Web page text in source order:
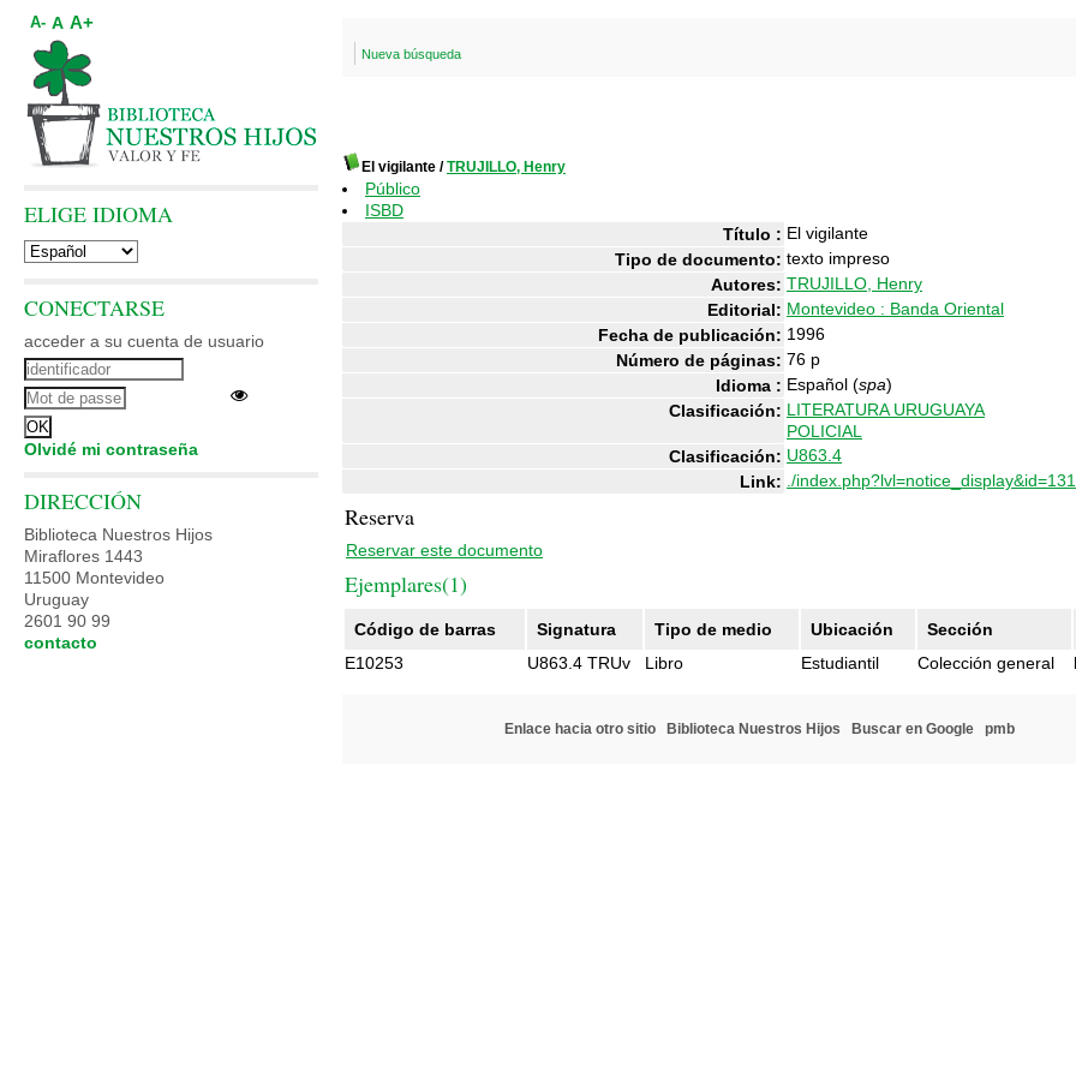
Nueva búsqueda
El vigilante /TRUJILLO, Henry
Público
ISBD
Título : El vigilante
Tipo de documento: texto impreso
Autores: TRUJILLO, Henry
Editorial: Montevideo : Banda Oriental
Fecha de publicación: 1996
Número de páginas: 76 p
Idioma : Español (spa)
Clasificación: LITERATURA URUGUAYA
POLICIAL
Clasificación: U863.4
Link: ./
Reserva
Reservar este documento
Ejemplares(1)
Código de barras Signatura Tipo de medio Ubicación
Sección
E10253
U863.4 TRUv Libro Estudiantil Colección general
Enlace hacia otro sitio Biblioteca Nuestros Hijos Buscar en Google pmb
A- A A+
ELIGE IDIOMA
CONECTARSE
acceder a su cuenta de usuario
Olvidé mi contraseña
DIRECCIÓN
Biblioteca Nuestros Hijos
Miraflores 1443
11500 Montevideo
Uruguay
2601 90 99
contacto